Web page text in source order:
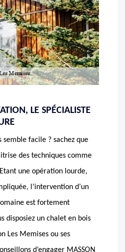
LE SPÉCIALISTE
semble facile ? sachez que
des techniques comme
une opération lourde,
l’intervention d’un
est fortement
disposiez un chalet en bois
Les Memises ou ses
d’engager MASSON